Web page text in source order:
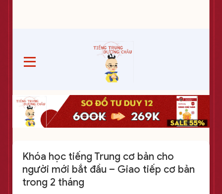
Khóa học tiếng Trung cơ bản cho
người mới bắt đầu – Giao tiếp cơ bản
trong 2 tháng